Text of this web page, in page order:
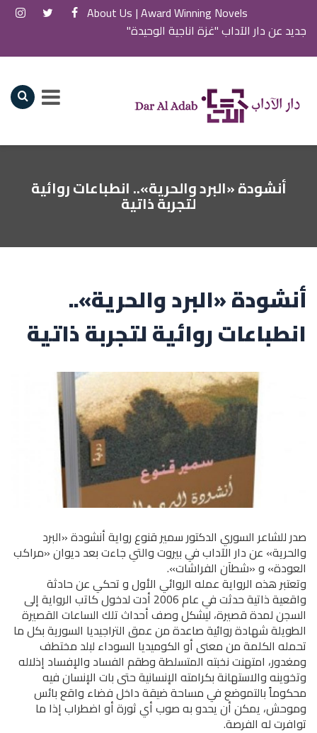
Award Winning Novels |
About Us
جديد عن دار الآداب "غزة اناجية الوحيدة"
أنشودة «البرد والحرية».. انطباعات روائية
لتجربة ذاتية
أنشودة «البرد والحرية»..
انطباعات روائية لتجربة ذاتية
صدر للشاعر السوري الدكتور سمير قنوع رواية أنشودة «البرد
والحرية» عن دار الآداب في بيروت والتي جاءت بعد ديوان «مراكب
العودة» و «شطآن الفراشات».
وتعتبر هذه الرواية عمله الروائي الأول و تحكي عن حادثة
واقعية ذاتية حدثت في عام 2006 أدت لدخول كاتب الرواية إلى
السجن لمدة قصيرة، ليشكل وصف أحداث تلك الساعات القصيرة
الطويلة شهادة روائية صاعدة من عمق التراجيديا السورية بكل ما
تحمله الكلمة من معنى أو الكوميديا السوداء لبلد مختطف
ومغدور، امتهنت نخبته المتسلطة وطقم الفساد والإفساد إذلاله
وتخوينه والاستهانة بكرامته الإنسانية حتى بات الإنسان فيه
محكوماً بالتموضع في مساحة ضيقة داخل فضاء واقع بائس
وموحش، يمكن أن يحدو به صوب أي ثورة أو اضطراب إذا ما
توافرت له الفرصة.